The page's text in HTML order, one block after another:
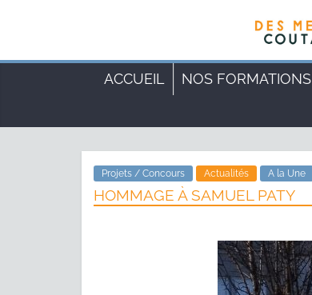
ACCUEIL NOS FORMATIONS
Projets / Concours Actualités A la Une
HOMMAGE À SAMUEL PATY